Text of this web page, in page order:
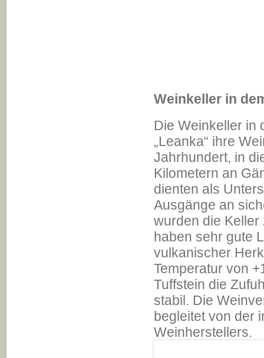
Weinkeller in
Die Weinkeller in
„Leanka“ ihre
Jahrhundert, in
Kilometern an
dienten als
Ausgänge an
wurden die
haben sehr gute
vulkanischer
Temperatur von
Tuffstein die
stabil. Die
begleitet von der
Weinherstellers.